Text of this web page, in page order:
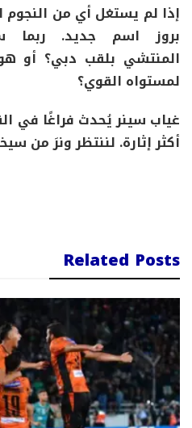
إذا لم يستغل أي من النجوم
بروز اسم جديد. ربما
المنتشي بلقب دبي؟ أو
لمستواه القوي؟
غياب سينريُحدث فراغًا في
أكثر إثارة. لننتظر ونرَ من
Related Posts